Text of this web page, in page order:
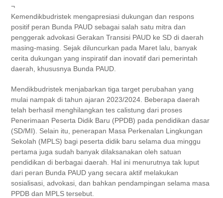
¬
Kemendikbudristek mengapresiasi dukungan dan respons
positif peran Bunda PAUD sebagai salah satu mitra dan
penggerak advokasi Gerakan Transisi PAUD ke SD di daerah
masing-masing. Sejak diluncurkan pada Maret lalu, banyak
cerita dukungan yang inspiratif dan inovatif dari pemerintah
daerah, khususnya Bunda PAUD.
Mendikbudristek menjabarkan tiga target perubahan yang
mulai nampak di tahun ajaran 2023/2024. Beberapa daerah
telah berhasil menghilangkan tes calistung dari proses
Penerimaan Peserta Didik Baru (PPDB) pada pendidikan dasar
(SD/MI). Selain itu, penerapan Masa Perkenalan Lingkungan
Sekolah (MPLS) bagi peserta didik baru selama dua minggu
pertama juga sudah banyak dilaksanakan oleh satuan
pendidikan di berbagai daerah. Hal ini menurutnya tak luput
dari peran Bunda PAUD yang secara aktif melakukan
sosialisasi, advokasi, dan bahkan pendampingan selama masa
PPDB dan MPLS tersebut.